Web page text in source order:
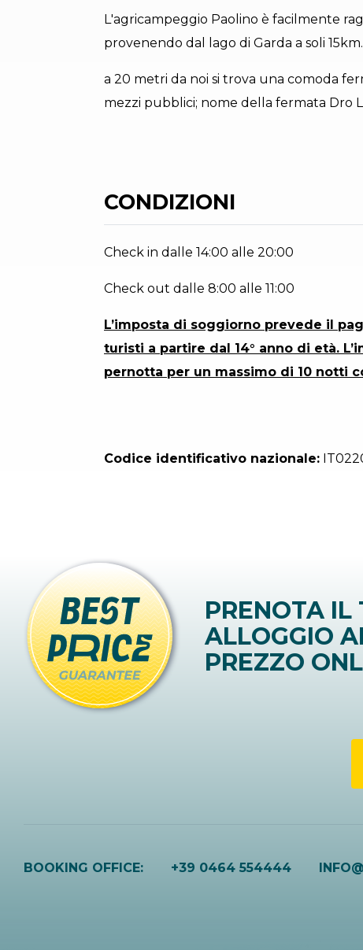
L'agricampeggio Paolino è facilmente
provenendo dal lago di Garda a soli 15km.
a 20 metri da noi si trova una comoda
mezzi pubblici; nome della fermata Dro
CONDIZIONI
Check in dalle 14:00 alle 20:00
Check out dalle 8:00 alle 11:00
L’imposta di soggiorno prevede il
turisti a partire dal 14° anno di età.
pernotta per un massimo di 10 notti
Codice identificativo nazionale:
PRENOTA IL
ALLOGGIO
PREZZO
BOOKING OFFICE: +39 0464 554444